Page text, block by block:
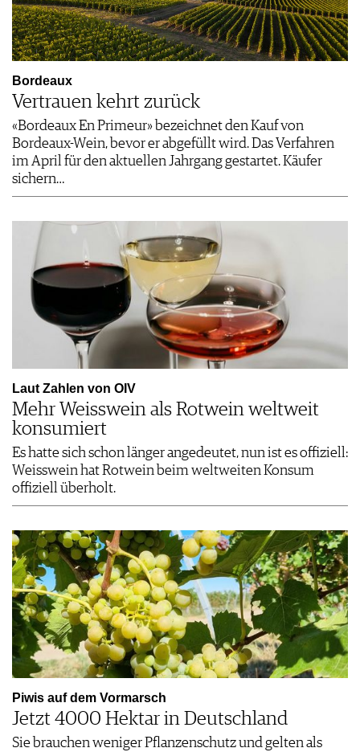
Bordeaux
Vertrauen kehrt zurück
«Bordeaux En Primeur» bezeichnet den Kauf von
Bordeaux-Wein, bevor er abgefüllt wird. Das Verfahren
im April für den aktuellen Jahrgang gestartet. Käufer
sichern…
Laut Zahlen von OIV
Mehr Weisswein als Rotwein weltweit
konsumiert
Es hatte sich schon länger angedeutet, nun ist es offiziell:
Weisswein hat Rotwein beim weltweiten Konsum
offiziell überholt.
Piwis auf dem Vormarsch
Jetzt 4000 Hektar in Deutschland
Sie brauchen weniger Pflanzenschutz und gelten als